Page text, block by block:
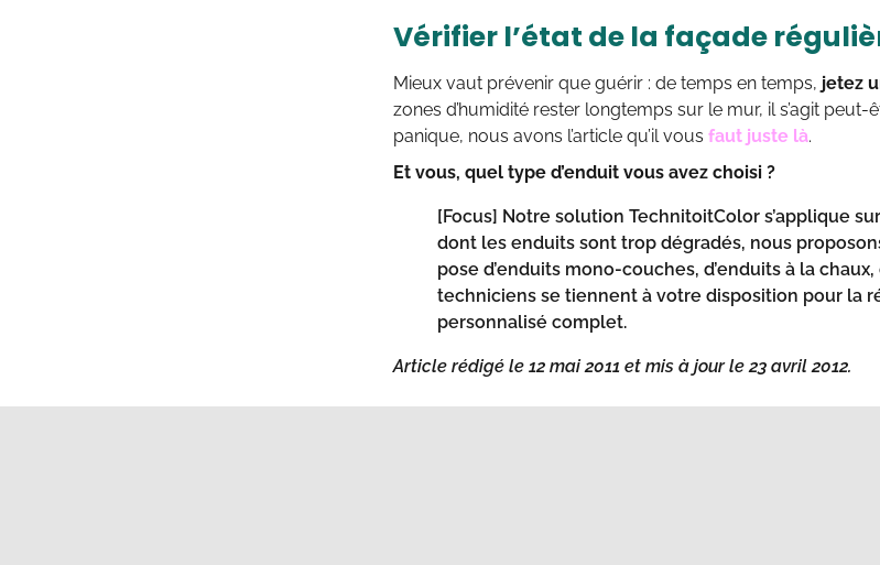
Vérifier l’état de la façade
Mieux vaut prévenir que guérir : de temps en temps, jetez
zones d’humidité rester longtemps sur le mur, il s’agit
panique, nous avons l’article qu’il vous faut juste là.
Et vous, quel type d’enduit vous avez choisi ?
[Focus] Notre solution TechnitoitColor s’applique
dont les enduits sont trop dégradés, nous
pose d’enduits mono-couches, d’enduits à la
techniciens se tiennent à votre disposition pour la
personnalisé complet.
Article rédigé le 12 mai 2011 et mis à jour le 23 avril 2012.